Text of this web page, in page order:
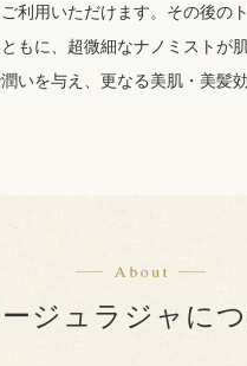
利用いただけます。その後の
もに、超微細なナノミストが
いを与え、更なる美肌・美髪
ジュラジャに